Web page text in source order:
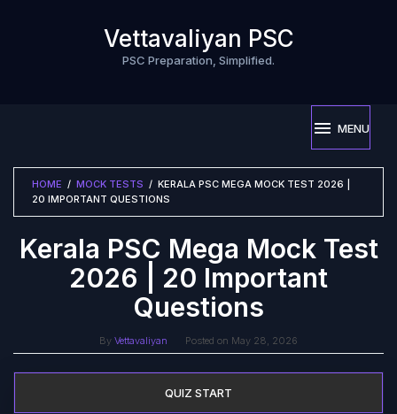
Vettavaliyan PSC
PSC Preparation, Simplified.
MENU
HOME / MOCK TESTS / KERALA PSC MEGA MOCK TEST 2026 |
20 IMPORTANT QUESTIONS
Kerala PSC Mega Mock Test
2026 | 20 Important
Questions
By Vettavaliyan Posted on May 28, 2026
QUIZ START